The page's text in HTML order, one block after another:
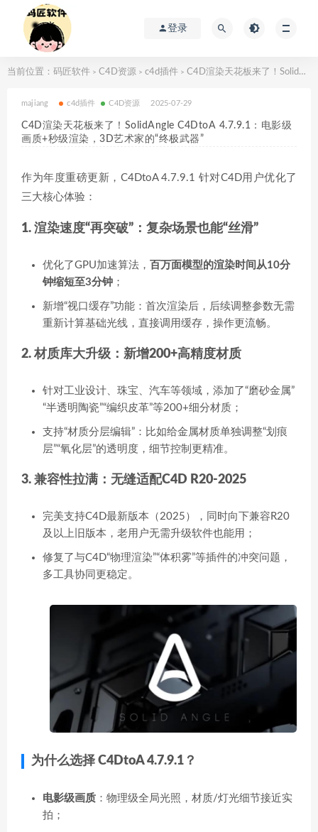
登录
当前位置： 码匠软件 > C4D资源 > c4d插件 > C4D渲染天花板来了！SolidAngle C4DtoA 4.7.9.1：电影级画质+秒级渲染，3D艺术家的“终极武器”​
majiang c4d插件 C4D资源 2025-07-29
C4D渲染天花板来了！SolidAngle C4DtoA 4.7.9.1：电影级
画质+秒级渲染，3D艺术家的“终极武器”​
作为年度重磅更新，C4DtoA 4.7.9.1 针对C4D用户优化了
三大核心体验：
1. 渲染速度“再突破”：复杂场景也能“丝滑”​
优化了GPU加速算法，​ 百万面模型的渲染时间从10分
钟缩短至3分钟 ；
新增“视口缓存”功能：首次渲染后，后续调整参数无需
重新计算基础光线，直接调用缓存，操作更流畅。
2. 材质库大升级：新增200+高精度材质
针对工业设计、珠宝、汽车等领域，添加了“磨砂金属”
“半透明陶瓷”“编织皮革”等200+细分材质；
支持“材质分层编辑”：比如给金属材质单独调整“划痕
层”“氧化层”的透明度，细节控制更精准。
3. 兼容性拉满：无缝适配C4D R20-2025
完美支持C4D最新版本（2025），同时向下兼容R20
及以上旧版本，老用户无需升级软件也能用；
修复了与C4D“物理渲染”“体积雾”等插件的冲突问题，
多工具协同更稳定。
为什么选择 C4DtoA 4.7.9.1？​
电影级画质 ​：物理级全局光照，材质/灯光细节接近实
拍；